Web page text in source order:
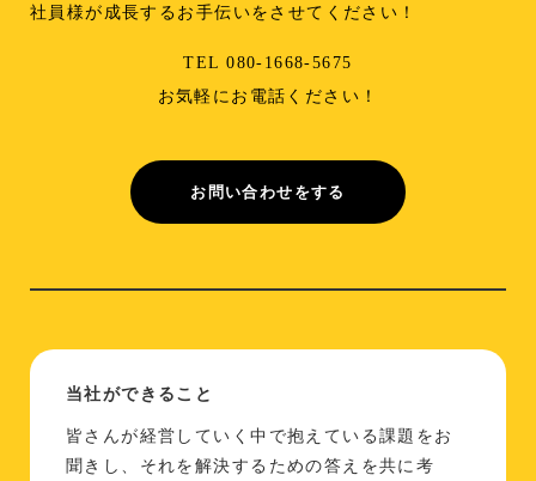
社員様が成長するお手伝いをさせてください！
TEL 080-1668-5675
お気軽にお電話ください！
お問い合わせをする
当社ができること
皆さんが経営していく中で抱えている課題をお
聞きし、それを解決するための答えを共に考